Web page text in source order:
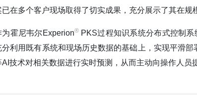
已在多个客户现场取得了切实成果，充分展示了其在规
为霍尼韦尔Experion®️PKS过程知识系统分布式控制系
分利用既有系统和现场历史数据的基础上，实现平滑
AI技术对相关数据进行实时预测，从而主动向操作人